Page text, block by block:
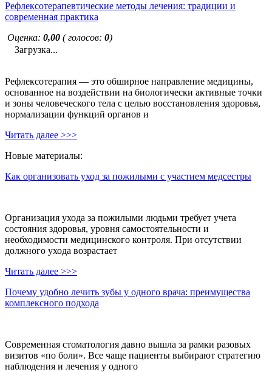
Рефлексотерапевтические методы лечения: традиции и
современная практика
Оценка: 0,00 ( голосов: 0)
Загрузка...
Рефлексотерапия — это обширное направление медицины,
основанное на воздействии на биологически активные точки
и зоны человеческого тела с целью восстановления здоровья,
нормализации функций органов и
Читать далее >>>
Новые материалы:
Как организовать уход за пожилыми с участием медсестры
Организация ухода за пожилыми людьми требует учета
состояния здоровья, уровня самостоятельности и
необходимости медицинского контроля. При отсутствии
должного ухода возрастает
Читать далее >>>
Почему удобно лечить зубы у одного врача: преимущества
комплексного подхода
Современная стоматология давно вышла за рамки разовых
визитов «по боли». Все чаще пациенты выбирают стратегию
наблюдения и лечения у одного